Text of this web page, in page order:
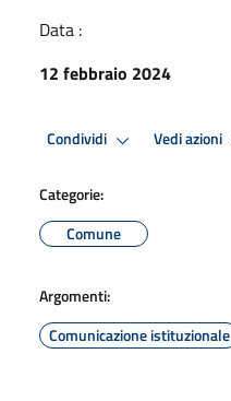
Data :
12 febbraio 2024
Condividi Vedi azioni
Categorie:
Comune
Argomenti:
Comunicazione istituzionale